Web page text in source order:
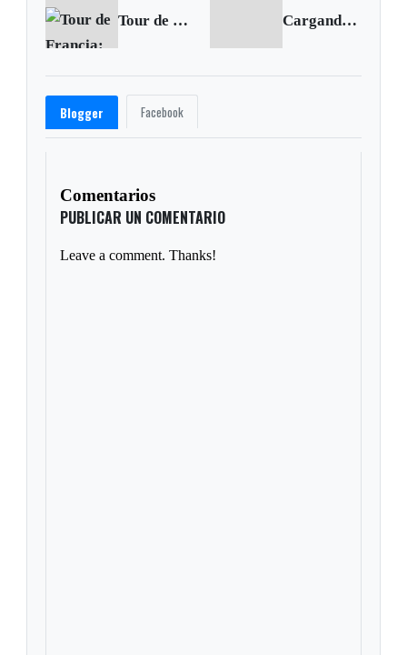
Tour de Francia: Froome impone condiciones, vence y es nuevo líder Cargando siguiente...
Blogger Facebook
Comentarios
PUBLICAR UN COMENTARIO
Leave a comment. Thanks!